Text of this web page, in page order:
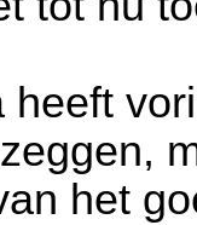
heeft
het